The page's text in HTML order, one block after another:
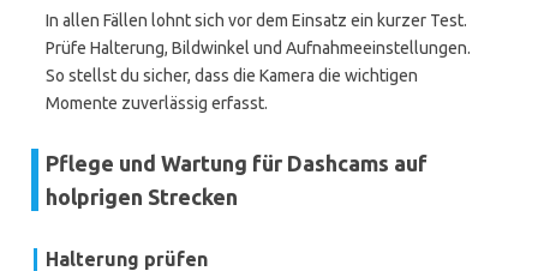
In allen Fällen lohnt sich vor dem Einsatz ein kurzer Test.
Prüfe Halterung, Bildwinkel und Aufnahmeeinstellungen.
So stellst du sicher, dass die Kamera die wichtigen
Momente zuverlässig erfasst.
Pflege und Wartung für Dashcams auf
holprigen Strecken
Halterung prüfen